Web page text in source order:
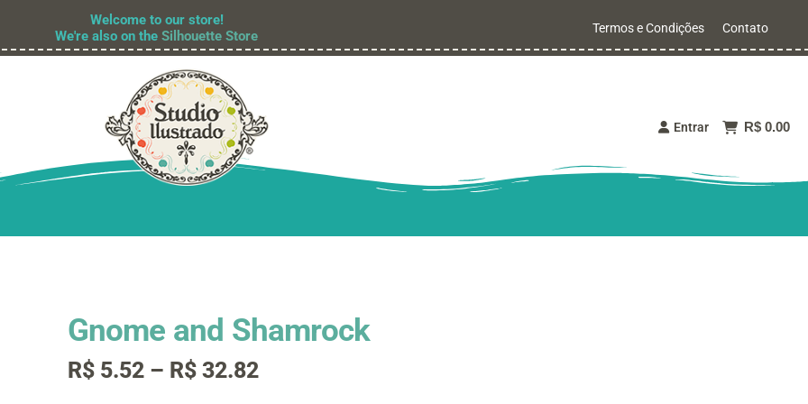
Welcome to our store!
We're also on theSilhouette Store Termos e Condições Contato
Entrar R$ 0.00
Gnome and Shamrock
R$5.52 – R$32.82Faixa